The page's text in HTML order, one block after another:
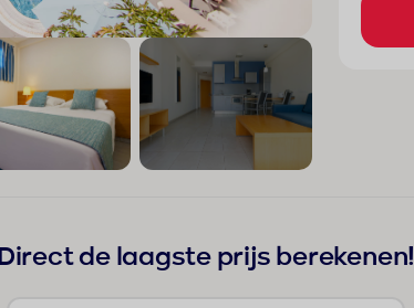
Direct de laagste prijs berekenen!